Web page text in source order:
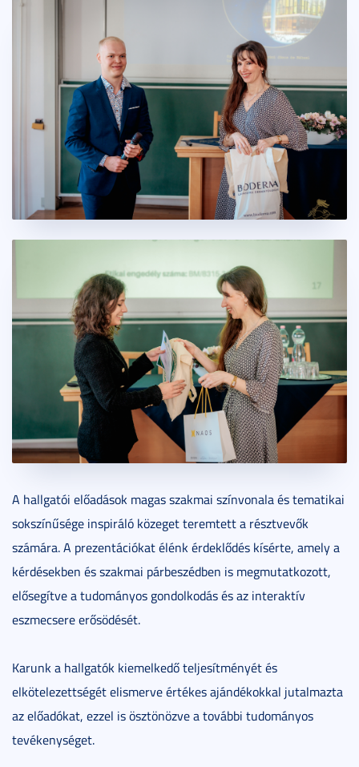
A hallgatói előadások magas szakmai színvonala és tematikai
sokszínűsége inspiráló közeget teremtett a résztvevők
számára. A prezentációkat élénk érdeklődés kísérte, amely a
kérdésekben és szakmai párbeszédben is megmutatkozott,
elősegítve a tudományos gondolkodás és az interaktív
eszmecsere erősödését.
Karunk a hallgatók kiemelkedő teljesítményét és
elkötelezettségét elismerve értékes ajándékokkal jutalmazta
az előadókat, ezzel is ösztönözve a további tudományos
tevékenységet.